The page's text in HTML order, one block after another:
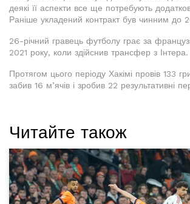
деякі її аспекти все ще потребують
Раніше укладений контракт був чинним до
26-річний гравець футболу грає за
2021 року, коли здійснив трансфер з Інтера.
Протягом цього періоду Хакімі провів 133
забив 16 м’ячів і зробив 22 результативні
Читайте також